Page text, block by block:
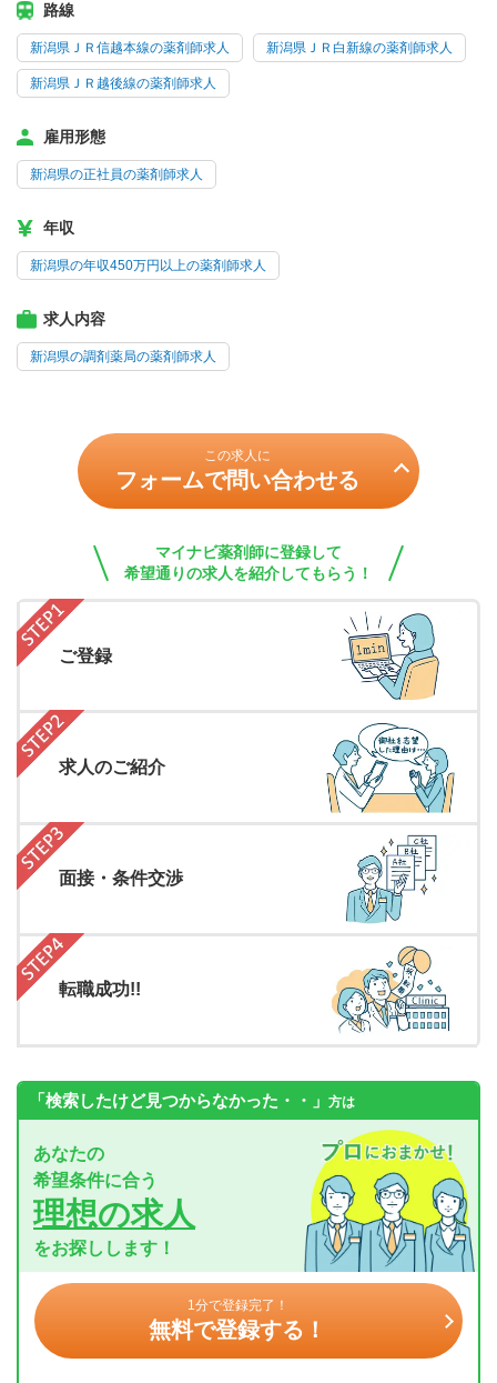
路線
新潟県ＪＲ信越本線の薬剤師求人 新潟県ＪＲ白新線の薬剤師求人
新潟県ＪＲ越後線の薬剤師求人
雇用形態
新潟県の正社員の薬剤師求人
年収
新潟県の年収450万円以上の薬剤師求人
求人内容
新潟県の調剤薬局の薬剤師求人
この求人に
フォームで問い合わせる
マイナビ薬剤師に登録して
希望通りの求人を紹介してもらう！
ご登録
求人のご紹介
面接・条件交渉
転職成功!!
「検索したけど見つからなかった・・」 方は
あなたの
希望条件に合う
理想の求人
をお探しします！
1分で登録完了！
無料で登録する！